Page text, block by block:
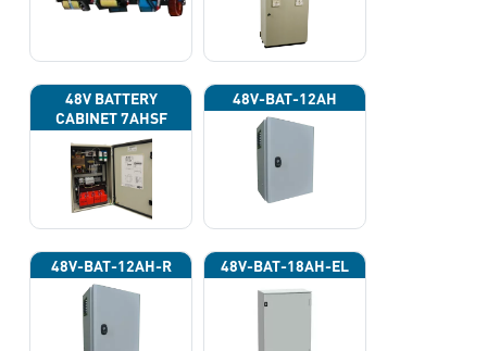
48V BATTERY
CABINET 7AHSF
(INPUT POWER
220VAC)
48V-BAT-12AH
48V-BAT-12AH-R 48V-BAT-18AH-EL